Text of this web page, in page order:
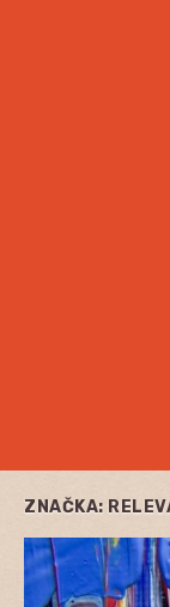
ZNAČKA: